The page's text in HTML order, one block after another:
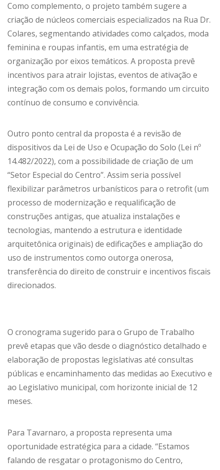
Como complemento, o projeto também sugere a
criação de núcleos comerciais especializados na Rua Dr.
Colares, segmentando atividades como calçados, moda
feminina e roupas infantis, em uma estratégia de
organização por eixos temáticos. A proposta prevê
incentivos para atrair lojistas, eventos de ativação e
integração com os demais polos, formando um circuito
contínuo de consumo e convivência.
Outro ponto central da proposta é a revisão de
dispositivos da Lei de Uso e Ocupação do Solo (Lei nº
14.482/2022), com a possibilidade de criação de um
“Setor Especial do Centro”. Assim seria possível
flexibilizar parâmetros urbanísticos para o retrofit (um
processo de modernização e requalificação de
construções antigas, que atualiza instalações e
tecnologias, mantendo a estrutura e identidade
arquitetônica originais) de edificações e ampliação do
uso de instrumentos como outorga onerosa,
transferência do direito de construir e incentivos fiscais
direcionados.
O cronograma sugerido para o Grupo de Trabalho
prevê etapas que vão desde o diagnóstico detalhado e
elaboração de propostas legislativas até consultas
públicas e encaminhamento das medidas ao Executivo e
ao Legislativo municipal, com horizonte inicial de 12
meses.
Para Tavarnaro, a proposta representa uma
oportunidade estratégica para a cidade. “Estamos
falando de resgatar o protagonismo do Centro,